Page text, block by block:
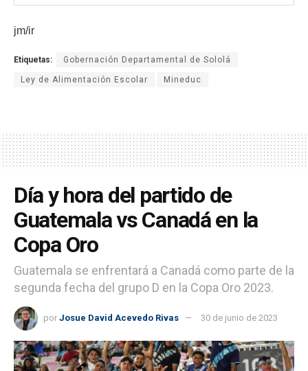
jm/ir
Etiquetas: Gobernación Departamental de Sololá
Ley de Alimentación Escolar Mineduc
Día y hora del partido de
Guatemala vs Canadá en la
Copa Oro
Guatemala se enfrentará a Canadá como parte de la
segunda fecha del grupo D en la Copa Oro 2023.
por Josue David Acevedo Rivas 30 de junio de 2023